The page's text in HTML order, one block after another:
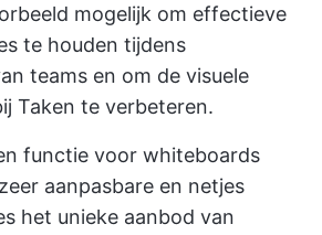
mogelijk om effectieve
te houden tijdens
teams en om de visuele
Taken te verbeteren.
functie voor whiteboards
aanpasbare en netjes
het unieke aanbod van